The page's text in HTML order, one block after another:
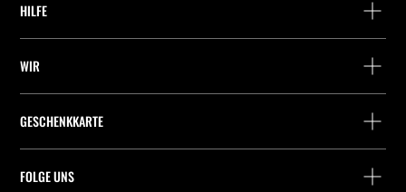
HILFE
Wo befindet sich deine Bestellung gerade?
Packstation-Finder
Präferenz-Cookies
WIR
Unternehmen
Company Profile
GESCHENKKARTE
Kauf einer Geschenkkarte
FOLGE UNS